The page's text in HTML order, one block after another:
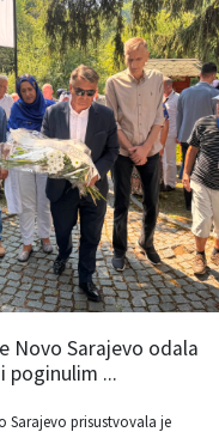
Novo Sarajevo odala
poginulim ...
Sarajevo prisustvovala je